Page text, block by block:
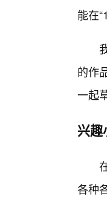
能在
的作
一起
兴趣
各种